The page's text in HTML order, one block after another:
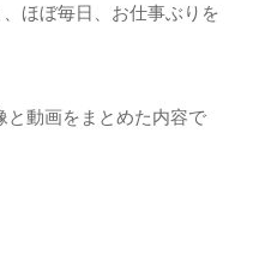
ほぼ毎日、お仕事ぶりを
と動画をまとめた内容で